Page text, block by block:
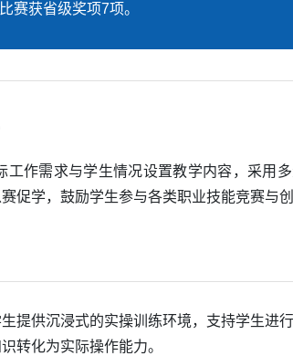
赛获省级奖项7项。
作需求与学生情况设置教学内容，采用
促学，鼓励学生参与各类职业技能竞赛与
提供沉浸式的实操训练环境，支持学生进
转化为实际操作能力。